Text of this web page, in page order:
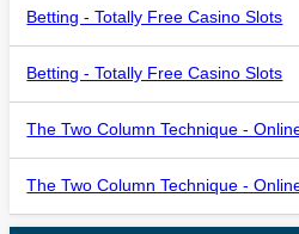
Betting - Totally Free Casino Slots
Betting - Totally Free Casino Slots
The Two Column Technique -
The Two Column Technique -